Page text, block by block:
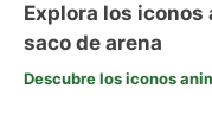
Explora los
saco de arena
Descubre los iconos